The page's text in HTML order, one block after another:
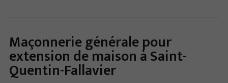
Maçonnerie générale pour
extension de maison à Saint-
Quentin-Fallavier